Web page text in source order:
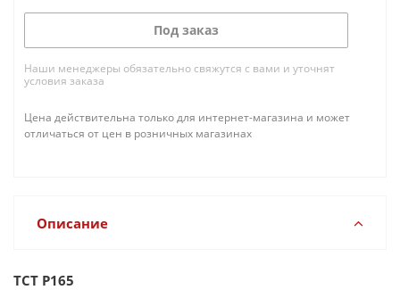
Под заказ
Наши менеджеры обязательно свяжутся с вами и уточнят
условия заказа
Цена действительна только для интернет-магазина и может
отличаться от цен в розничных магазинах
Описание
TCT P165